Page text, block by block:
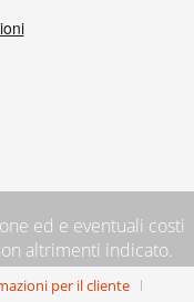
ed e eventuali costi
altrimenti indicato.
per il cliente